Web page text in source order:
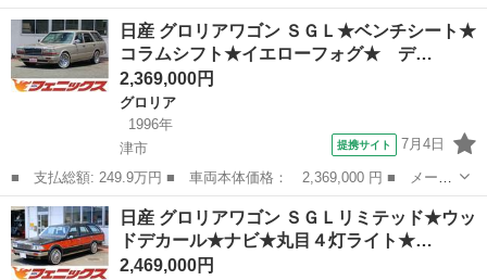
ー名： 日産 ■ 車種名： グロリアワゴン ■ グレード名： ＳＧ
Ｌリミテッド★ベンコラ★３Ｌ載替公認車★ウッドデカール★ タイ
ベル交換...
三重 津市 グロリア
日産 グロリアワゴン ＳＧＬ★ベンチシート★
コラムシフト★イエローフォグ★ デ…
2,369,000円
グロリア
1996年
津市
提携サイト 7月4日
■ 支払総額: 249.9万円 ■ 車両本体価格： 2,369,000 円 ■ メーカ
ー名： 日産 ■ 車種名： グロリアワゴン ■ グレード名： ＳＧ
Ｌ★ベンチシート★コラムシフト★イエローフォグ★ デイトナメッ
キホイー...
三重 津市 グロリア
日産 グロリアワゴン ＳＧＬリミテッド★ウッ
ドデカール★ナビ★丸目４灯ライト★…
2,469,000円